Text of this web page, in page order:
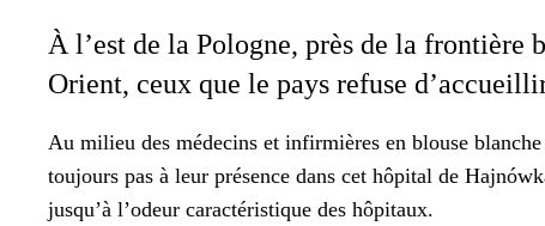
À l’est de la Pologne, près de la fron­tière
Ori­ent, ceux que le pays refuse
Au milieu des médecins et infir­mières en blouse
tou­jours pas à leur présence dans cet hôpi­tal de
jusqu’à l’odeur car­ac­téris­tique des hôpi­taux.